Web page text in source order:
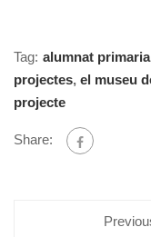
Tag: alumnat
projectes, el museu
projecte
Share: